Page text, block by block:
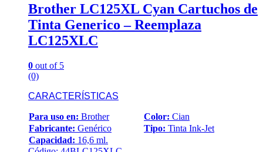
Brother LC125XL Cyan Cartuchos de
Tinta Generico – Reemplaza
LC125XLC
0 out of 5
(0)
CARACTERÍSTICAS
Para uso en: Brother Color: Cian
Fabricante: Genérico Tipo: Tinta Ink-Jet
Capacidad: 16,6 ml.